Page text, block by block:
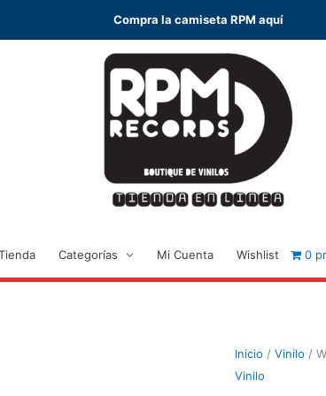
Compra la camiseta RPM aquí
Categorías Mi Cuenta Wishlist 0
Inicio /Vinilo /
Vinilo